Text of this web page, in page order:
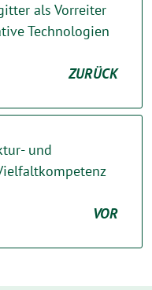
als Vorreiter
Technologien
ZURÜCK
und
VOR